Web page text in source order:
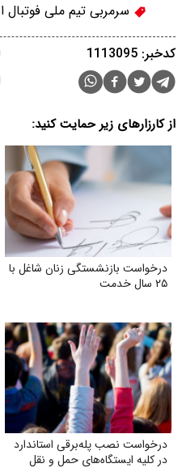
سرمربی تیم ملی فوتبال
کدخبر: 1113095
از کارزارهای زیر حمایت کنید:
درخواست بازنشستگی زنان شاغل با
۲۵ سال خدمت
درخواست نصب پله‌برقی استاندارد
در کلیه ایستگاه‌های حمل‌ و نقل